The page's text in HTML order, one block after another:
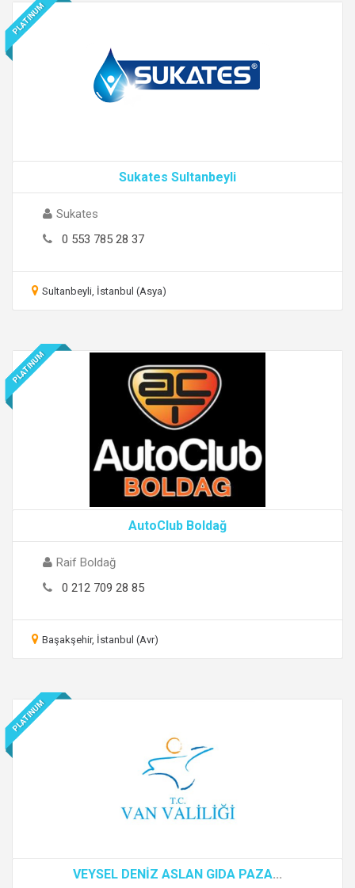
PLATINUM
Sukates Sultanbeyli
Sukates
0 553 785 28 37
Sultanbeyli, İstanbul (Asya)
PLATINUM
AutoClub Boldağ
Raif Boldağ
0 212 709 28 85
Başakşehir, İstanbul (Avr)
PLATINUM
VEYSEL DENİZ ASLAN GIDA PAZA...